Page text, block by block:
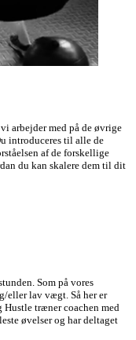
arbejder med på de øvrige
introduceres til alle de
af de forskellige
du kan skalere dem til dit
Som på vores
eller lav vægt. Så her er
træner coachen med
øvelser og har deltaget